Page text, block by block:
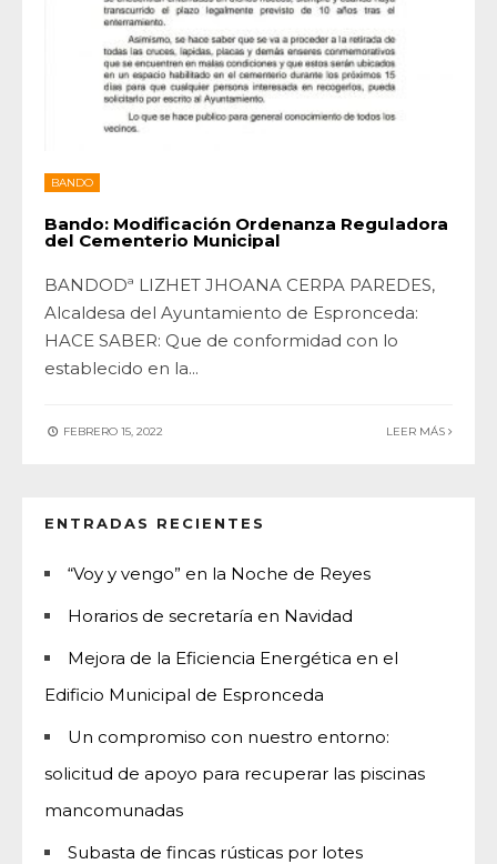
BANDO
Bando: Modificación Ordenanza Reguladora
del Cementerio Municipal
BANDODª LIZHET JHOANA CERPA PAREDES,
Alcaldesa del Ayuntamiento de Espronceda:
HACE SABER: Que de conformidad con lo
establecido en la...
FEBRERO 15, 2022 LEER MÁS
ENTRADAS RECIENTES
“Voy y vengo” en la Noche de Reyes
Horarios de secretaría en Navidad
Mejora de la Eficiencia Energética en el
Edificio Municipal de Espronceda
Un compromiso con nuestro entorno:
solicitud de apoyo para recuperar las piscinas
mancomunadas
Subasta de fincas rústicas por lotes